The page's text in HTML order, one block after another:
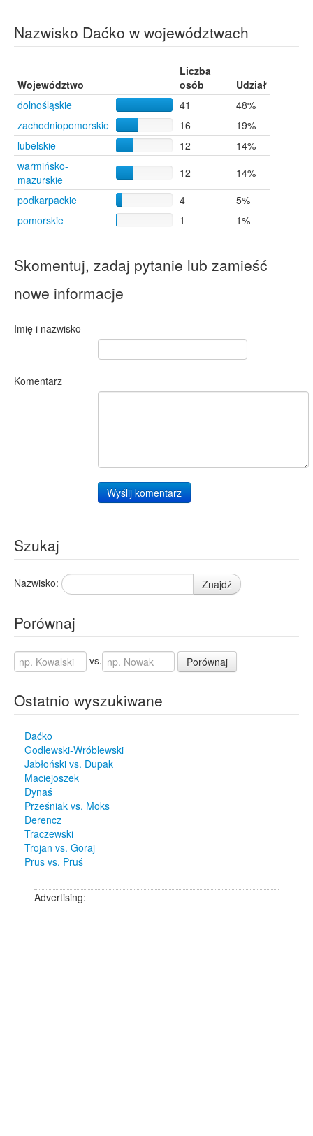
Nazwisko Daćko w województwach
Województwo
Liczba
osób
Udział
dolnośląskie
41
48%
zachodniopomorskie
16
19%
lubelskie
12
14%
warmińsko-
mazurskie
12
14%
podkarpackie
4
5%
pomorskie
1 1%
Skomentuj, zadaj pytanie lub zamieść
nowe informacje
Imię i nazwisko
Komentarz
Wyślij komentarz
Szukaj
Nazwisko: Znajdź
Porównaj
vs. Porównaj
Ostatnio wyszukiwane
Daćko
Godlewski-Wróblewski
Jabłoński vs. Dupak
Maciejoszek
Dynaś
Prześniak vs. Moks
Derencz
Traczewski
Trojan vs. Goraj
Prus vs. Pruś
Advertising: